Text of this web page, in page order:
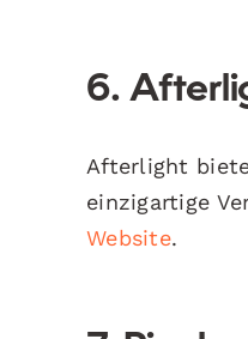
6.
Afterlight
einzigartige
Website.